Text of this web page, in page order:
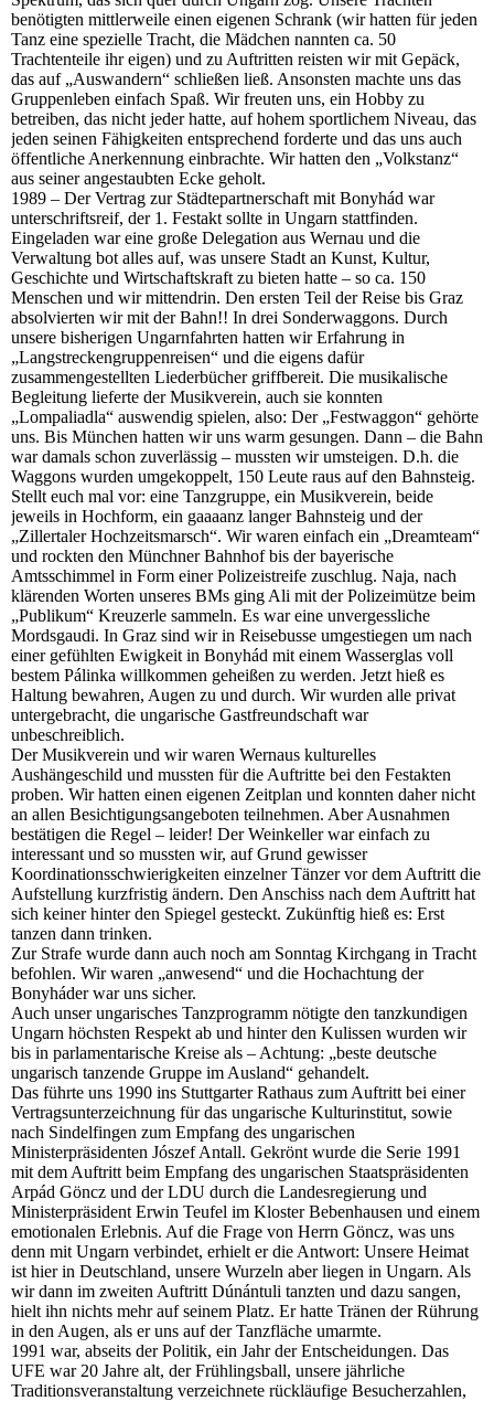
benötigten mittlerweile einen eigenen Schrank (wir hatten für jeden
Tanz eine spezielle Tracht, die Mädchen nannten ca. 50
Trachtenteile ihr eigen) und zu Auftritten reisten wir mit Gepäck,
das auf „Auswandern“ schließen ließ. Ansonsten machte uns das
Gruppenleben einfach Spaß. Wir freuten uns, ein Hobby zu
betreiben, das nicht jeder hatte, auf hohem sportlichem Niveau, das
jeden seinen Fähigkeiten entsprechend forderte und das uns auch
öffentliche Anerkennung einbrachte. Wir hatten den „Volkstanz“
aus seiner angestaubten Ecke geholt.
1989 – Der Vertrag zur Städtepartnerschaft mit Bonyhád war
unterschriftsreif, der 1. Festakt sollte in Ungarn stattfinden.
Eingeladen war eine große Delegation aus Wernau und die
Verwaltung bot alles auf, was unsere Stadt an Kunst, Kultur,
Geschichte und Wirtschaftskraft zu bieten hatte – so ca. 150
Menschen und wir mittendrin. Den ersten Teil der Reise bis Graz
absolvierten wir mit der Bahn!! In drei Sonderwaggons. Durch
unsere bisherigen Ungarnfahrten hatten wir Erfahrung in
„Langstreckengruppenreisen“ und die eigens dafür
zusammengestellten Liederbücher griffbereit. Die musikalische
Begleitung lieferte der Musikverein, auch sie konnten
„Lompaliadla“ auswendig spielen, also: Der „Festwaggon“ gehörte
uns. Bis München hatten wir uns warm gesungen. Dann – die Bahn
war damals schon zuverlässig – mussten wir umsteigen. D.h. die
Waggons wurden umgekoppelt, 150 Leute raus auf den Bahnsteig.
Stellt euch mal vor: eine Tanzgruppe, ein Musikverein, beide
jeweils in Hochform, ein gaaaanz langer Bahnsteig und der
„Zillertaler Hochzeitsmarsch“. Wir waren einfach ein „Dreamteam“
und rockten den Münchner Bahnhof bis der bayerische
Amtsschimmel in Form einer Polizeistreife zuschlug. Naja, nach
klärenden Worten unseres BMs ging Ali mit der Polizeimütze beim
„Publikum“ Kreuzerle sammeln. Es war eine unvergessliche
Mordsgaudi. In Graz sind wir in Reisebusse umgestiegen um nach
einer gefühlten Ewigkeit in Bonyhád mit einem Wasserglas voll
bestem Pálinka willkommen geheißen zu werden. Jetzt hieß es
Haltung bewahren, Augen zu und durch. Wir wurden alle privat
untergebracht, die ungarische Gastfreundschaft war
unbeschreiblich.
Der Musikverein und wir waren Wernaus kulturelles
Aushängeschild und mussten für die Auftritte bei den Festakten
proben. Wir hatten einen eigenen Zeitplan und konnten daher nicht
an allen Besichtigungsangeboten teilnehmen. Aber Ausnahmen
bestätigen die Regel – leider! Der Weinkeller war einfach zu
interessant und so mussten wir, auf Grund gewisser
Koordinationsschwierigkeiten einzelner Tänzer vor dem Auftritt die
Aufstellung kurzfristig ändern. Den Anschiss nach dem Auftritt hat
sich keiner hinter den Spiegel gesteckt. Zukünftig hieß es: Erst
tanzen dann trinken.
Zur Strafe wurde dann auch noch am Sonntag Kirchgang in Tracht
befohlen. Wir waren „anwesend“ und die Hochachtung der
Bonyháder war uns sicher.
Auch unser ungarisches Tanzprogramm nötigte den tanzkundigen
Ungarn höchsten Respekt ab und hinter den Kulissen wurden wir
bis in parlamentarische Kreise als – Achtung: „beste deutsche
ungarisch tanzende Gruppe im Ausland“ gehandelt.
Das führte uns 1990 ins Stuttgarter Rathaus zum Auftritt bei einer
Vertragsunterzeichnung für das ungarische Kulturinstitut, sowie
nach Sindelfingen zum Empfang des ungarischen
Ministerpräsidenten Jószef Antall. Gekrönt wurde die Serie 1991
mit dem Auftritt beim Empfang des ungarischen Staatspräsidenten
Arpád Göncz und der LDU durch die Landesregierung und
Ministerpräsident Erwin Teufel im Kloster Bebenhausen und einem
emotionalen Erlebnis. Auf die Frage von Herrn Göncz, was uns
denn mit Ungarn verbindet, erhielt er die Antwort: Unsere Heimat
ist hier in Deutschland, unsere Wurzeln aber liegen in Ungarn. Als
wir dann im zweiten Auftritt Dúnántuli tanzten und dazu sangen,
hielt ihn nichts mehr auf seinem Platz. Er hatte Tränen der Rührung
in den Augen, als er uns auf der Tanzfläche umarmte.
1991 war, abseits der Politik, ein Jahr der Entscheidungen. Das
UFE war 20 Jahre alt, der Frühlingsball, unsere jährliche
Traditionsveranstaltung verzeichnete rückläufige Besucherzahlen,